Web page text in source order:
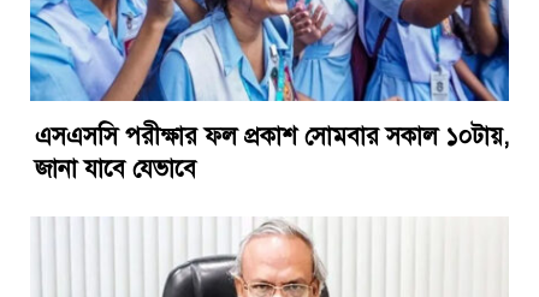
এসএসসি পরীক্ষার ফল প্রকাশ সোমবার সকাল ১০টায়,
জানা যাবে যেভাবে